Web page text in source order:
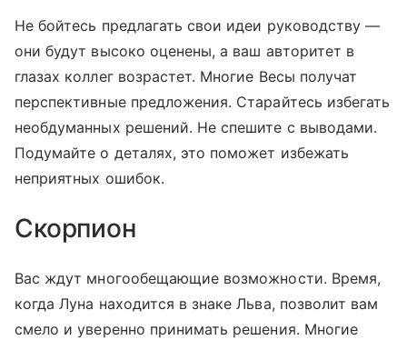
Не бойтесь предлагать свои идеи руководству —
они будут высоко оценены, а ваш авторитет в
глазах коллег возрастет. Многие Весы получат
перспективные предложения. Старайтесь избегать
необдуманных решений. Не спешите с выводами.
Подумайте о деталях, это поможет избежать
неприятных ошибок.
Скорпион
Вас ждут многообещающие возможности. Время,
когда Луна находится в знаке Льва, позволит вам
смело и уверенно принимать решения. Многие